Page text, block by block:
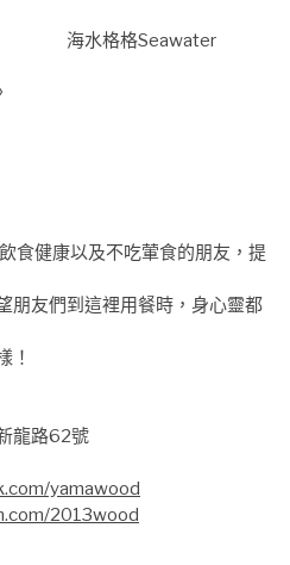
海水格格Seawater
食健康以及不吃葷食的朋友，提
朋友們到這裡用餐時，身心靈都
！
龍路62號
yamawood
2013wood